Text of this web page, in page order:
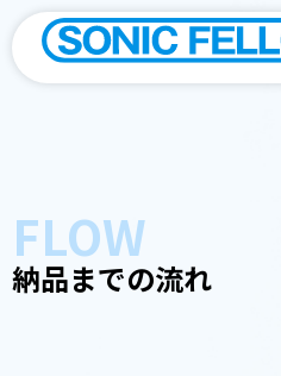
FLOW
納品までの流れ